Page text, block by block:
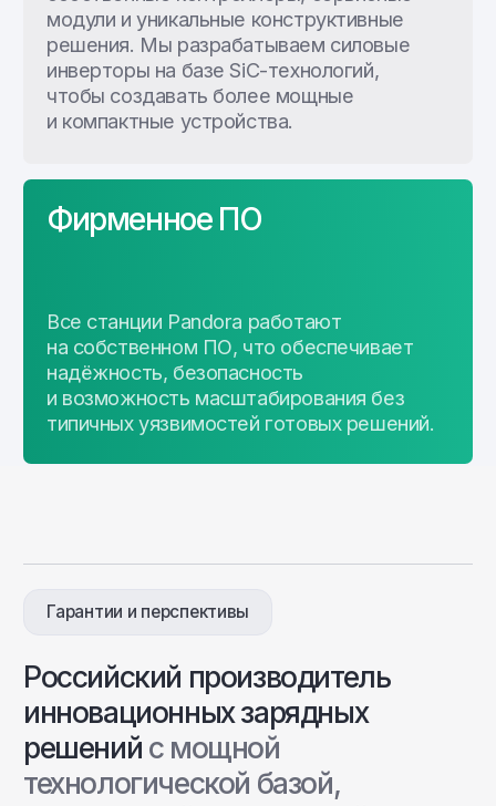
Даю согласие наобработку персональных данных
Остались вопросы или
нужна помощь в выборе?
наш специалист свяжется с вами
Команда профессионалов Pandora
Всепогодные станции
Зарядные станции Pandora
Настенные станции